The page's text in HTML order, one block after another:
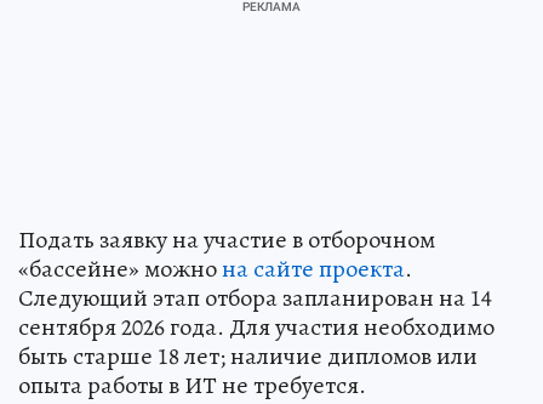
Подать заявку на участие в отборочном
«бассейне» можнона сайте проекта.
Следующий этап отбора запланирован на 14
сентября 2026 года. Для участия необходимо
быть старше 18 лет; наличие дипломов или
опыта работы в ИТ не требуется.